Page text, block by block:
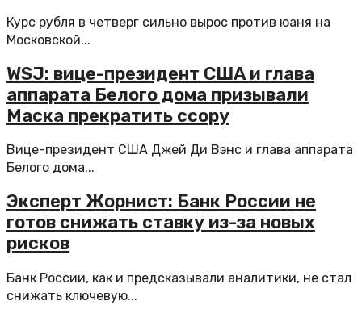
Курс рубля в четверг сильно вырос против юаня на
Московской...
WSJ: вице-президент США и глава
аппарата Белого дома призывали
Маска прекратить ссору
Вице-президент США Джей Ди Вэнс и глава аппарата
Белого дома...
Эксперт Жорнист: Банк России не
готов снижать ставку из-за новых
рисков
Банк России, как и предсказывали аналитики, не стал
снижать ключевую...